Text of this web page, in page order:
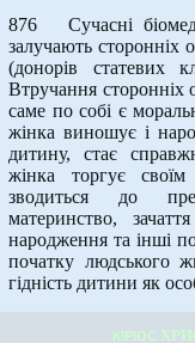
876 Сучасні
залучають сторонніх
(донорів статевих
Втручання сторонніх
саме по собі є
жінка виношує і
дитину, стає
жінка торгує
зводиться до
материнство,
народження та інші
початку людського
гідність дитини як
КІРІОС